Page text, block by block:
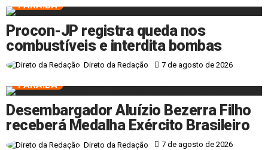
PARAÍBA
Procon-JP registra queda nos
combustíveis e interdita bombas
Direto da Redação 7 de agosto de 2026
PARAÍBA
Desembargador Aluízio Bezerra Filho
receberá Medalha Exército Brasileiro
Direto da Redação 7 de agosto de 2026